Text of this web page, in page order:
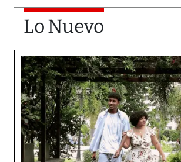
Lo Nuevo